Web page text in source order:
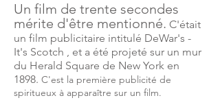
Un film de trente secondes
mérite d'être mentionné. C'était
un film publicitaire intitulé DeWar's -
It's Scotch , et a été projeté sur un mur
du Herald Square de New York en
1898. C'est la première publicité de
spiritueux à apparaître sur un film.